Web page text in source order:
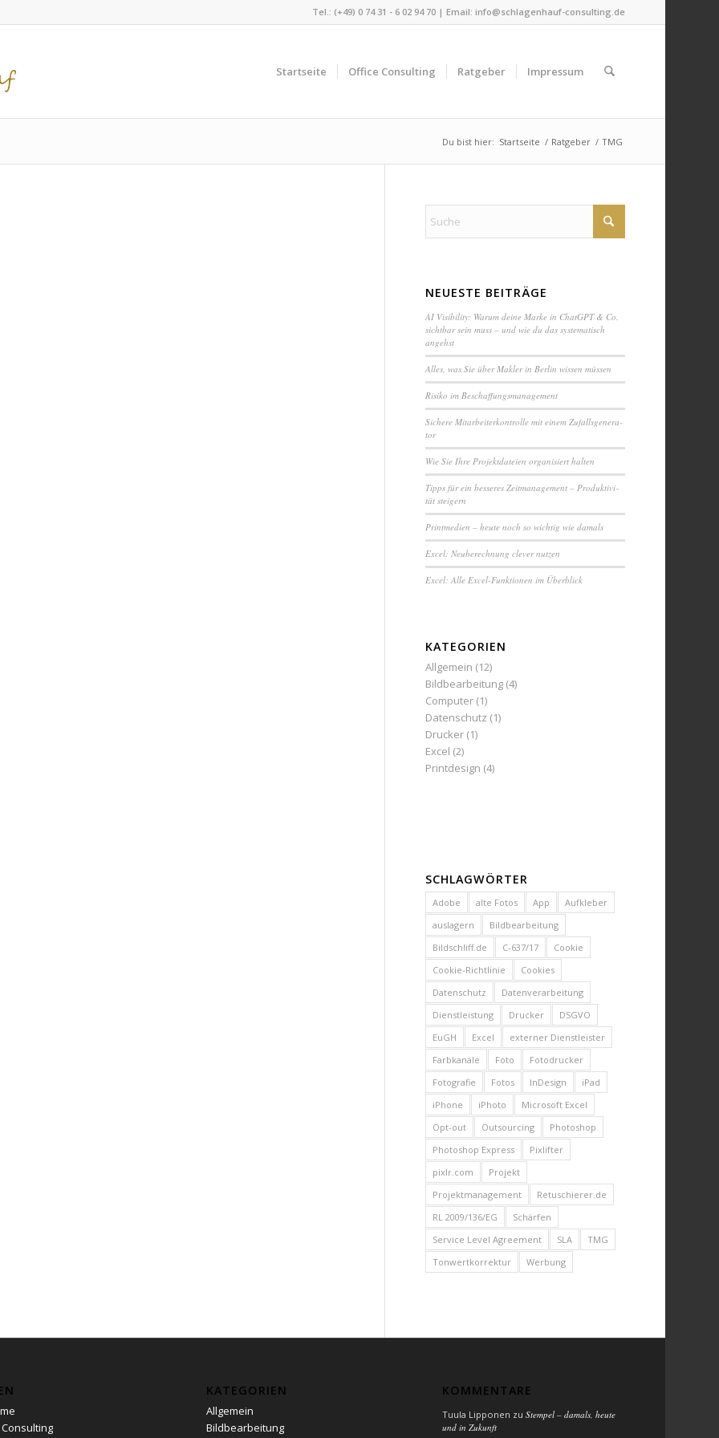
Tel.: (+49) 0 74 31 - 6 02 94 70 | Email: info@schlagenhauf-consulting.de
Startseite Office Consulting Ratgeber Impressum
Du bist hier: Startseite / Ratgeber / TMG
NEUESTE BEITRÄGE
AI Visibility: Warum deine Marke in ChatGPT & Co.
sichtbar sein muss – und wie du das systematisch
angehst
Alles, was Sie über Makler in Berlin wissen müssen
Ri­si­ko im Be­schaf­fungs­ma­na­ge­ment
Sichere Mit­ar­bei­ter­kon­trol­le mit einem Zuf­alls­ge­ne­ra­
tor
Wie Sie Ihre Pro­jekt­da­tei­en or­ga­ni­siert halten
Tipps für ein besseres Zeit­ma­na­ge­ment – Pro­duk­ti­vi­
tät steigern
Printmedien – heute noch so wichtig wie damals
Excel: Neu­be­rech­nung clever nutzen
Excel: Alle Excel-Funktionen im Überblick
KATEGORIEN
Allgemein (12)
Bildbearbeitung (4)
Computer (1)
Datenschutz (1)
Drucker (1)
Excel (2)
Printdesign (4)
SCHLAGWÖRTER
Adobe alte Fotos App
Aufkleber
auslagern
Bildbearbeitung
Bildschliff.de
C-637/17
Cookie
Cookie-Richtlinie
Cookies
Datenschutz
Datenverarbeitung
Dienstleistung
Drucker
DSGVO
EuGH
Excel
externer Dienstleister
Farbkanäle
Foto
Fotodrucker
Fotografie
Fotos InDesign
iPad
iPhone
iPhoto
Microsoft Excel
Opt-out
Outsourcing
Photoshop
Photoshop Express
Pixlifter
pixlr.com
Projekt
Projektmanagement
Retuschierer.de
RL 2009/136/EG
Schärfen
Service Level Agreement
SLA
TMG
Tonwertkorrektur
Werbung
KATEGORIEN
Allgemein
Bildbearbeitung
KOMMENTARE
Tuula Lipponen zuStempel – damals, heute
und in Zukunft